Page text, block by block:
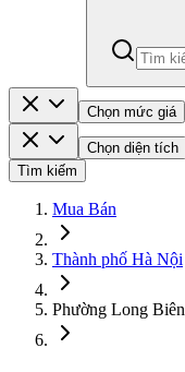
Chọn mức giá
Chọn diện tích
Tìm kiếm
Mua Bán
Thành phố Hà Nội
Phường Long Biên